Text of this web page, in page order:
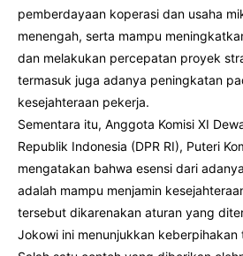
pemberdayaan koperasi dan usaha
menengah, serta mampu
dan melakukan percepatan proyek
termasuk juga adanya peningkatan
kesejahteraan pekerja.
Sementara itu, Anggota Komisi XI
Republik Indonesia (DPR RI), Puteri
mengatakan bahwa esensi dari
adalah mampu menjamin
tersebut dikarenakan aturan yang
Jokowi ini menunjukkan